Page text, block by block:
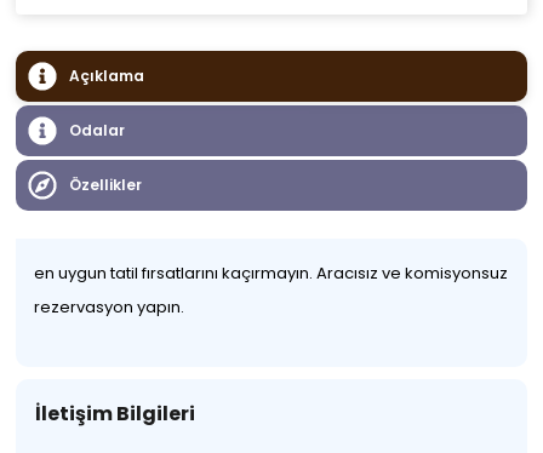
Açıklama
Odalar
Özellikler
en uygun tatil fırsatlarını kaçırmayın. Aracısız ve komisyonsuz
rezervasyon yapın.
İletişim Bilgileri